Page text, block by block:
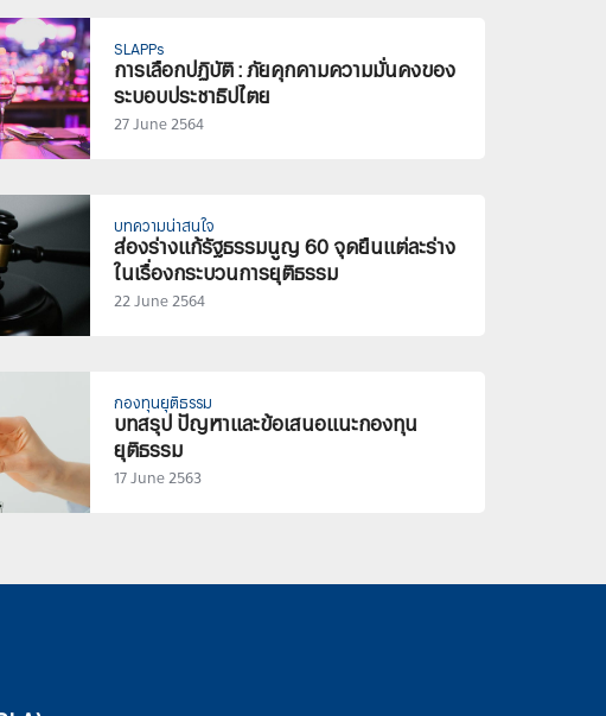
SLAPPs
การเลือกปฏิบัติ : ภัยคุกคามความมั่นคงของ
ระบอบประชาธิปไตย
27 June 2564
บทความน่าสนใจ
ส่องร่างแก้รัฐธรรมนูญ 60 จุดยืนแต่ละร่าง
ในเรื่องกระบวนการยุติธรรม
22 June 2564
กองทุนยุติธรรม
บทสรุป ปัญหาและข้อเสนอแนะกองทุน
ยุติธรรม
17 June 2563